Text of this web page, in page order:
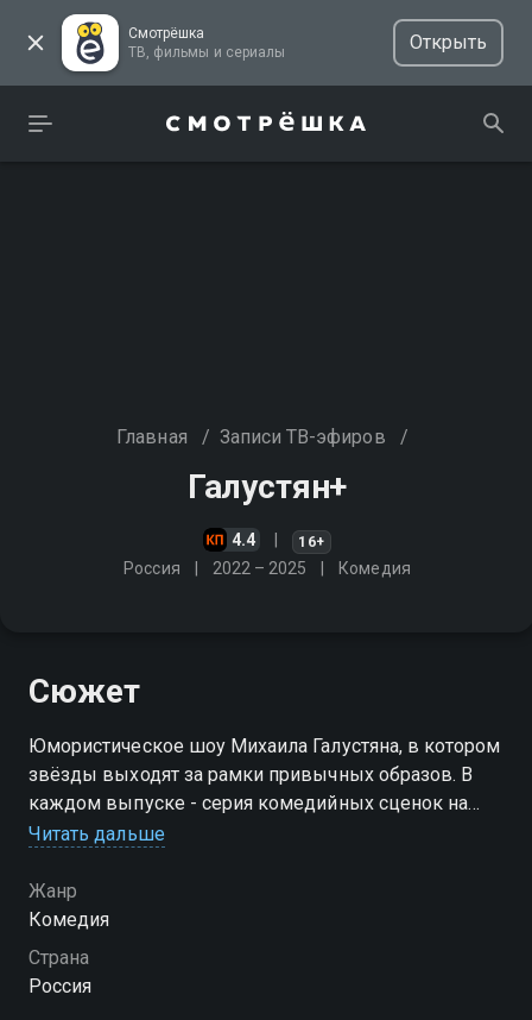
Смотрёшка
ТВ, фильмы и сериалы
Открыть
Главная / Записи ТВ-эфиров /
Галустян+
4.4 16+
Россия 2022 – 2025 Комедия
Сюжет
Юмористическое шоу Михаила Галустяна, в котором
звёзды выходят за рамки привычных образов. В
каждом выпуске - серия комедийных сценок на
тему повседневных ситуаций, актуальных для
Читать дальше
Жанр
Комедия
Страна
Россия